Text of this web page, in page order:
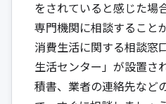
をされていると感じた場
専門機関に相談すること
消費生活に関する相談窓
生活センター 」が設置さ
積書、業者の連絡先など